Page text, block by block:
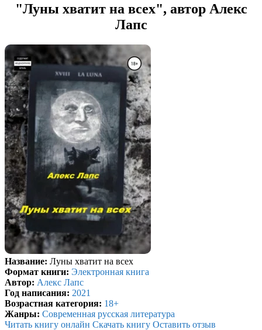
"Луны хватит на всех", автор Алекс
Лапс
Название: Луны хватит на всех
Формат книги: Электронная книга
Автор: Алекс Лапс
Год написания: 2021
Возрастная категория: 18+
Жанры: Современная русская литература
Читать книгу онлайн Скачать книгу Оставить отзыв